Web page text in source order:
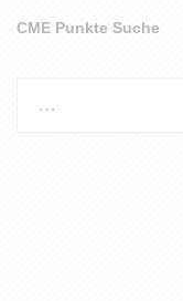
CME Punkte Suche